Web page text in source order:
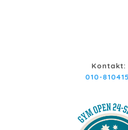
Kontakt:
010-